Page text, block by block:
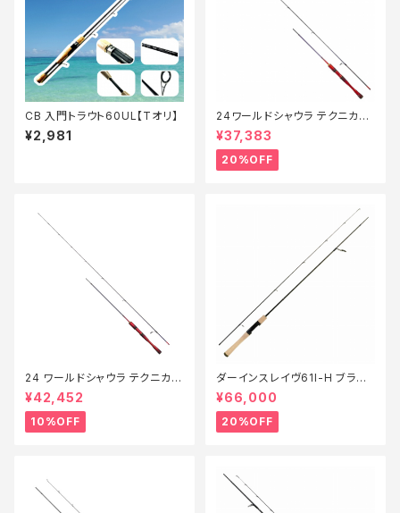
CB 入門トラウト60UL【Tオリ】
¥2,981
24ワールドシャウラ テクニカル
エディション S62L-MD/2【特価
ロッド】【20】
¥37,383
20%OFF
24 ワールドシャウラ テクニカル
エディション S66SUL-R/2【継
続セール_ロッド】【10】
¥42,452
10%OFF
ダーインスレイヴ61l-H ブラッ
クヴェスパイン【特価ロッド】【2
0】
¥66,000
20%OFF